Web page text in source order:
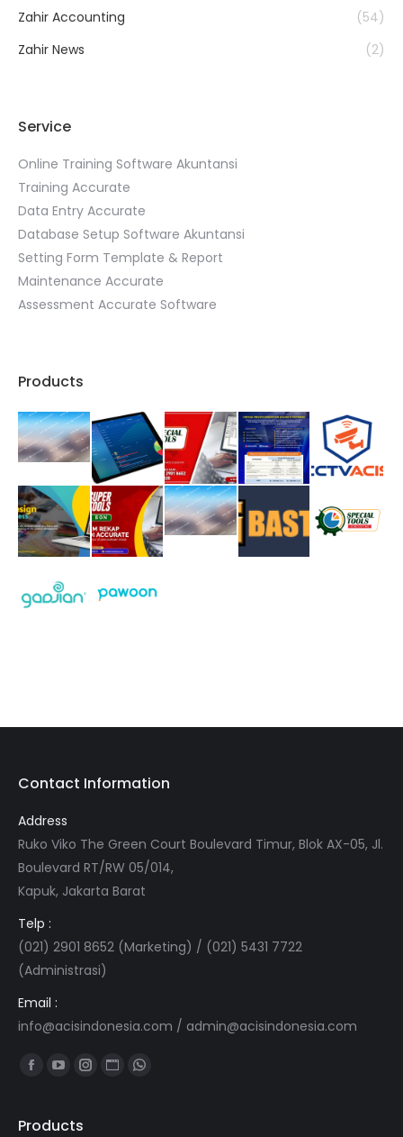
Zahir Accounting
(54)
Zahir News
(2)
Service
Online Training Software Akuntansi
Training Accurate
Data Entry Accurate
Database Setup Software Akuntansi
Setting Form Template & Report
Maintenance Accurate
Assessment Accurate Software
Products
Contact Information
Address
Ruko Viko The Green Court Boulevard Timur, Blok AX-05, Jl.
Boulevard RT/RW 05/014,
Kapuk, Jakarta Barat
Telp :
(021) 2901 8652 (Marketing) / (021) 5431 7722
(Administrasi)
Email :
info@acisindonesia.com / admin@acisindonesia.com
Find us on:
Facebook
opens
YouTube
opens
Instagram
WebsiteWhatsapp
Products